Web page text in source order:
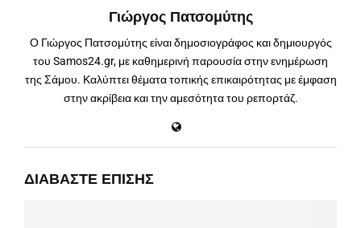
Γιώργος Πατσομύτης
Ο Γιώργος Πατσομύτης είναι δημοσιογράφος και δημιουργός
του Samos24.gr, με καθημερινή παρουσία στην ενημέρωση
της Σάμου. Καλύπτει θέματα τοπικής επικαιρότητας με έμφαση
στην ακρίβεια και την αμεσότητα του ρεπορτάζ.
ΔΙΑΒΆΣΤΕ ΕΠΊΣΗΣ